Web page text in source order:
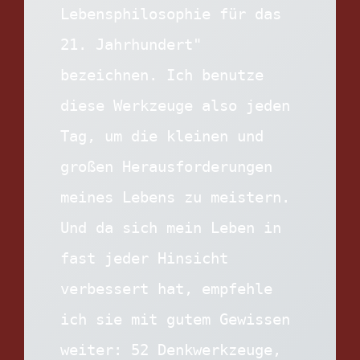
Lebensphilosophie für das
21. Jahrhundert"
bezeichnen. Ich benutze
diese Werkzeuge also jeden
Tag, um die kleinen und
großen Herausforderungen
meines Lebens zu meistern.
Und da sich mein Leben in
fast jeder Hinsicht
verbessert hat, empfehle
ich sie mit gutem Gewissen
weiter: 52 Denkwerkzeuge,